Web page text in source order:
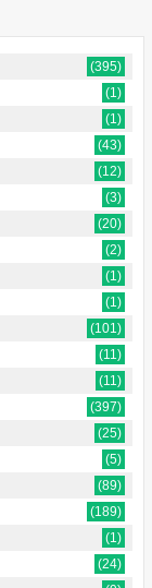
(395)
(1)
(1)
(43)
(12)
(3)
(20)
(2)
(1)
(1)
(101)
(11)
(11)
(397)
(25)
(5)
(89)
(189)
(1)
(24)